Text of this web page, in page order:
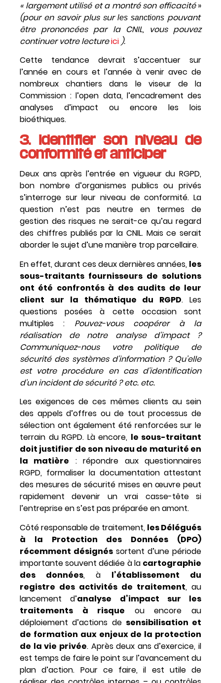
« largement utilisé et a montré son efficacité»
(pour en savoir plus sur les sanctions pouvant
être prononcées par la CNIL, vous pouvez
continuer votre lectureici ).
Cette tendance devrait s’accentuer sur
l’année en cours et l’année à venir avec de
nombreux chantiers dans le viseur de la
Commission : l’open data, l’encadrement des
analyses d’impact ou encore les lois
bioéthiques.
3. Identifier son niveau de
conformité et anticiper
Deux ans après l’entrée en vigueur du RGPD,
bon nombre d’organismes publics ou privés
s’interroge sur leur niveau de conformité. La
question n’est pas neutre en termes de
gestion des risques ne serait-ce qu’au regard
des chiffres publiés par la CNIL. Mais ce serait
aborder le sujet d’une manière trop parcellaire.
En effet, durant ces deux dernières années, les
sous-traitants fournisseurs de solutions
ont été confrontés à des audits de leur
client sur la thématique du RGPD. Les
questions posées à cette occasion sont
multiples : Pouvez-vous coopérer à la
réalisation de notre analyse d’impact ?
Communiquez-nous votre politique de
sécurité des systèmes d’information ? Qu’elle
est votre procédure en cas d’identification
d’un incident de sécurité ? etc. etc.
Les exigences de ces mêmes clients au sein
des appels d’offres ou de tout processus de
sélection ont également été renforcées sur le
terrain du RGPD. Là encore, le sous-traitant
doit justifier de son niveau de maturité en
la matière : répondre aux questionnaires
RGPD, formaliser la documentation attestant
des mesures de sécurité mises en œuvre peut
rapidement devenir un vrai casse-tête si
l’entreprise en s’est pas préparée en amont.
Côté responsable de traitement, les Délégués
à la Protection des Données (DPO)
récemment désignés sortent d’une période
importante souvent dédiée à la cartographie
des données, à l’établissement du
registre des activités de traitement, au
lancement d’analyse d’impact sur les
traitements à risque ou encore au
déploiement d’actions de sensibilisation et
de formation aux enjeux de la protection
de la vie privée. Après deux ans d’exercice, il
est temps de faire le point sur l’avancement du
plan d’action. Pour ce faire, il est utile de